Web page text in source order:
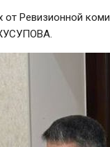
Ревизионной